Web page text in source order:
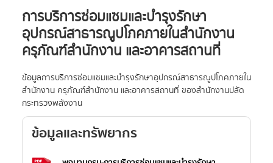
การบริการซ่อมแซมและบำรุงรักษา
อุปกรณ์สาธารณูปโภคภายในสำนักงาน
ครุภัณฑ์สำนักงาน และอาคารสถานที่
ข้อมูลการบริการซ่อมแซมและบำรุงรักษาอุปกรณ์สาธารณูปโภคภายใน
สำนักงาน ครุภัณฑ์สำนักงาน และอาคารสถานที่ ของสำนักงานปลัด
กระทรวงพลังงาน
ข้อมูลและทรัพยากร